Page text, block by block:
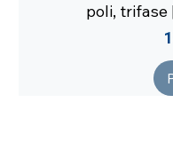
poli, trifase